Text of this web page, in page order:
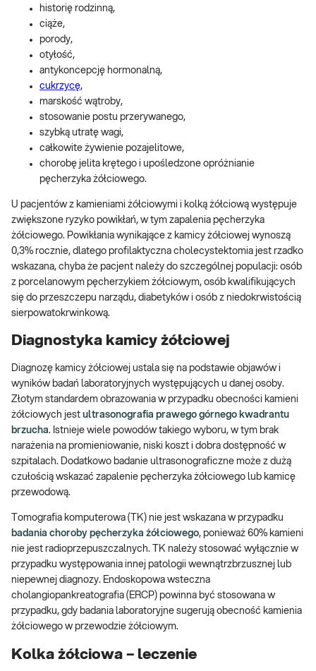
historię rodzinną,
ciąże,
porody,
otyłość,
antykoncepcję hormonalną,
cukrzycę,
marskość wątroby,
stosowanie postu przerywanego,
szybką utratę wagi,
całkowite żywienie pozajelitowe,
chorobę jelita krętego i upośledzone opróżnianie
pęcherzyka żółciowego.
U pacjentów z kamieniami żółciowymi i kolką żółciową występuje
zwiększone ryzyko powikłań, w tym zapalenia pęcherzyka
żółciowego. Powikłania wynikające z kamicy żółciowej wynoszą
0,3% rocznie, dlatego profilaktyczna cholecystektomia jest rzadko
wskazana, chyba że pacjent należy do szczególnej populacji: osób
z porcelanowym pęcherzykiem żółciowym, osób kwalifikujących
się do przeszczepu narządu, diabetyków i osób z niedokrwistością
sierpowatokrwinkową.
Diagnostyka kamicy żółciowej
Diagnozę kamicy żółciowej ustala się na podstawie objawów i
wyników badań laboratoryjnych występujących u danej osoby.
Złotym standardem obrazowania w przypadku obecności kamieni
żółciowych jest ultrasonografia prawego górnego kwadrantu
brzucha. Istnieje wiele powodów takiego wyboru, w tym brak
narażenia na promieniowanie, niski koszt i dobra dostępność w
szpitalach. Dodatkowo badanie ultrasonograficzne może z dużą
czułością wskazać zapalenie pęcherzyka żółciowego lub kamicę
przewodową.
Tomografia komputerowa (TK) nie jest wskazana w przypadku
badania choroby pęcherzyka żółciowego, ponieważ 60% kamieni
nie jest radioprzepuszczalnych. TK należy stosować wyłącznie w
przypadku występowania innej patologii wewnątrzbrzusznej lub
niepewnej diagnozy. Endoskopowa wsteczna
cholangiopankreatografia (ERCP) powinna być stosowana w
przypadku, gdy badania laboratoryjne sugerują obecność kamienia
żółciowego w przewodzie żółciowym.
Kolka żółciowa – leczenie